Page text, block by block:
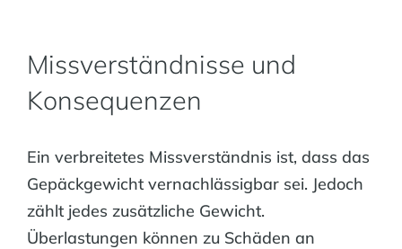
Missverständnisse und
Konsequenzen
Ein verbreitetes Missverständnis ist, dass das
Gepäckgewicht vernachlässigbar sei. Jedoch
zählt jedes zusätzliche Gewicht.
Überlastungen können zu Schäden an